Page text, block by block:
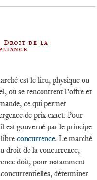
Droit de la
est le lieu, physique ou
où se rencontrent l’offre et
ce qui permet
de prix exact. Pour
est gouverné par le principe
libreconcurrence. Le marché
droit de la concurrence,
doit, pour notamment
déterminer